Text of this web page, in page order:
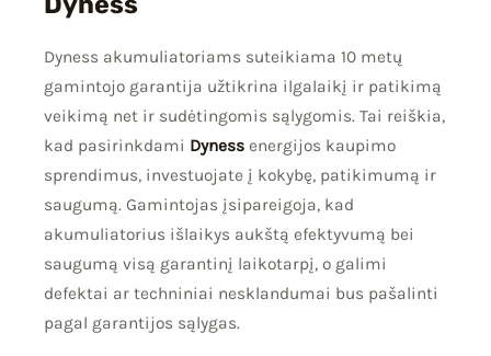
Dyness akumuliatoriams suteikiama 10 metų
gamintojo garantija užtikrina ilgalaikį ir patikimą
veikimą net ir sudėtingomis sąlygomis. Tai reiškia,
kad pasirinkdami Dyness energijos kaupimo
sprendimus, investuojate į kokybę, patikimumą ir
saugumą. Gamintojas įsipareigoja, kad
akumuliatorius išlaikys aukštą efektyvumą bei
saugumą visą garantinį laikotarpį, o galimi
defektai ar techniniai nesklandumai bus pašalinti
pagal garantijos sąlygas.